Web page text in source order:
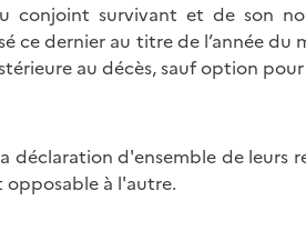
conjoint survivant et de son
ce dernier au titre de l’année du
au décès, sauf option
d'ensemble de leurs
opposable à l'autre.